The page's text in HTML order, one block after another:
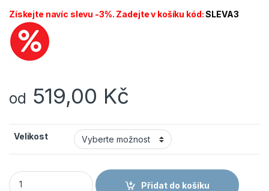
Získejte navíc slevu -3%. Zadejte v košíku kód:SLEVA3
od 519,00 Kč
Velikost
CANIS CXS ARYN pánská mikina s kapucí šedá množství
Přidat do košíku